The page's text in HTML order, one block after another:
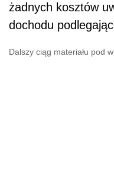
żadnych kosztów
dochodu
Dalszy ciąg materiału pod